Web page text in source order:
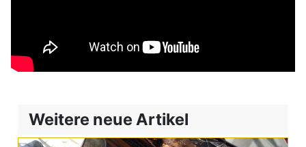
Weitere neue Artikel